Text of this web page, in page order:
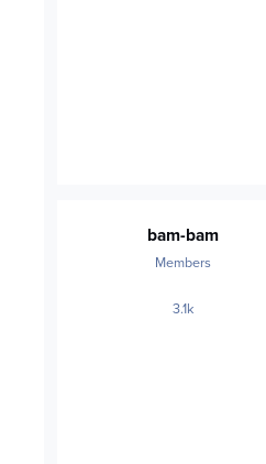
bam-bam
Members
3.1kposts